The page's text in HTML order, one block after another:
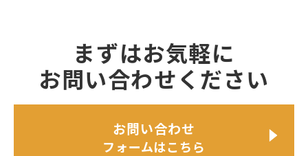
まずはお気軽に
お問い合わせください
お問い合わせ
フォームはこちら